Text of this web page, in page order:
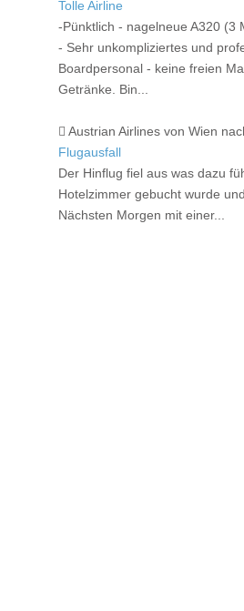
Tolle Airline
-Pünktlich - nagelneue A320 (3
- Sehr unkompliziertes und
Boardpersonal - keine freien
Getränke. Bin...
Austrian Airlines von Wien
Flugausfall
Der Hinflug fiel aus was dazu
Hotelzimmer gebucht wurde
Nächsten Morgen mit einer...